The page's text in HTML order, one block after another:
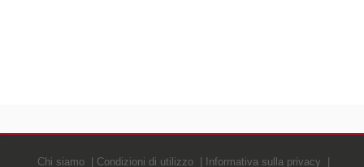
Chi siamo Condizioni di utilizzo Informativa sulla privacy